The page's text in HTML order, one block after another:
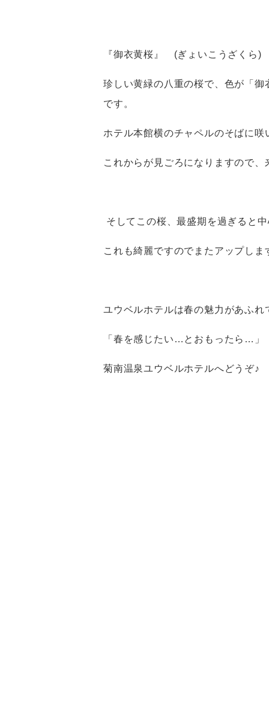
『御衣黄桜』 (ぎょいこうざくら)
珍しい黄緑の八重の桜で、色が「
です。
ホテル本館横のチャペルのそばに咲
これからが見ごろになりますので、
そしてこの桜、最盛期を過ぎると
これも綺麗ですのでまたアップしま
ユウベルホテルは春の魅力があふれ
「春を感じたい…とおもったら…」
菊南温泉ユウベルホテルへどうぞ♪